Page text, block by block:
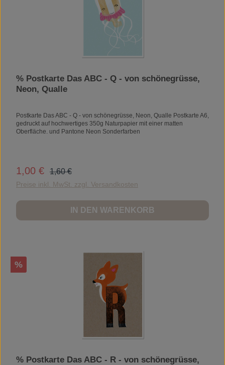
% Postkarte Das ABC - Q - von schönegrüsse,
Neon, Qualle
Postkarte Das ABC - Q - von schönegrüsse, Neon, Qualle Postkarte A6,
gedruckt auf hochwertiges 350g Naturpapier mit einer matten
Oberfläche. und Pantone Neon Sonderfarben
Verkaufspreis:
1,00 € Regulärer Preis:
1,60 €
Preise inkl. MwSt. zzgl. Versandkosten
IN DEN WARENKORB
Rabatt
%
% Postkarte Das ABC - R - von schönegrüsse,